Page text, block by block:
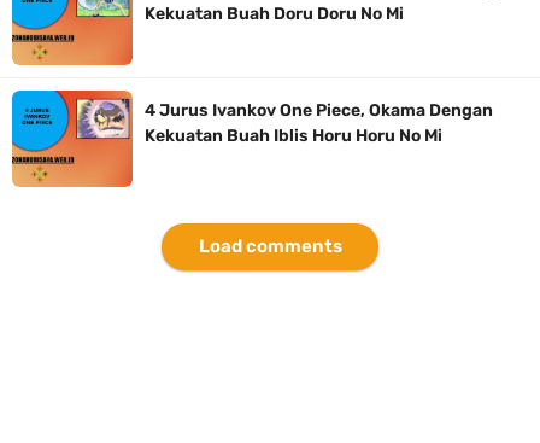
Kekuatan Buah Doru Doru No Mi
4 Jurus Ivankov One Piece, Okama Dengan
Kekuatan Buah Iblis Horu Horu No Mi
Load comments